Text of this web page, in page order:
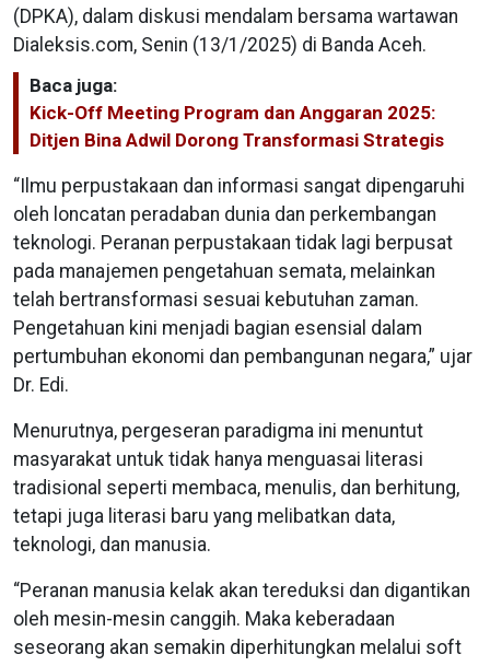
(DPKA), dalam diskusi mendalam bersama wartawan
Dialeksis.com, Senin (13/1/2025) di Banda Aceh.
Baca juga:
Kick-Off Meeting Program dan Anggaran 2025:
Ditjen Bina Adwil Dorong Transformasi Strategis
“Ilmu perpustakaan dan informasi sangat dipengaruhi
oleh loncatan peradaban dunia dan perkembangan
teknologi. Peranan perpustakaan tidak lagi berpusat
pada manajemen pengetahuan semata, melainkan
telah bertransformasi sesuai kebutuhan zaman.
Pengetahuan kini menjadi bagian esensial dalam
pertumbuhan ekonomi dan pembangunan negara,” ujar
Dr. Edi.
Menurutnya, pergeseran paradigma ini menuntut
masyarakat untuk tidak hanya menguasai literasi
tradisional seperti membaca, menulis, dan berhitung,
tetapi juga literasi baru yang melibatkan data,
teknologi, dan manusia.
“Peranan manusia kelak akan tereduksi dan digantikan
oleh mesin-mesin canggih. Maka keberadaan
seseorang akan semakin diperhitungkan melalui soft